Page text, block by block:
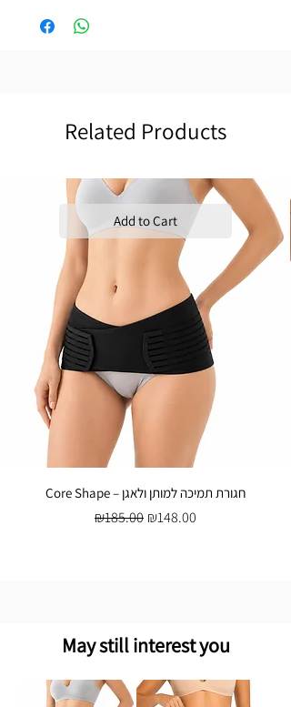
משקל גוף
Related Products
Add to Cart
Core Shape – חגורת תמיכה למותן ולאגן
Regular Price
₪185.00 Sale Price
₪148.00
May still interest you